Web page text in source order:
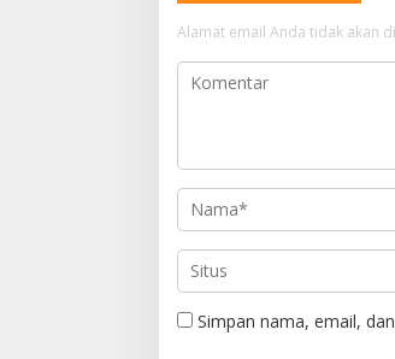
Alamat email Anda tidak akan
Simpan nama, email,